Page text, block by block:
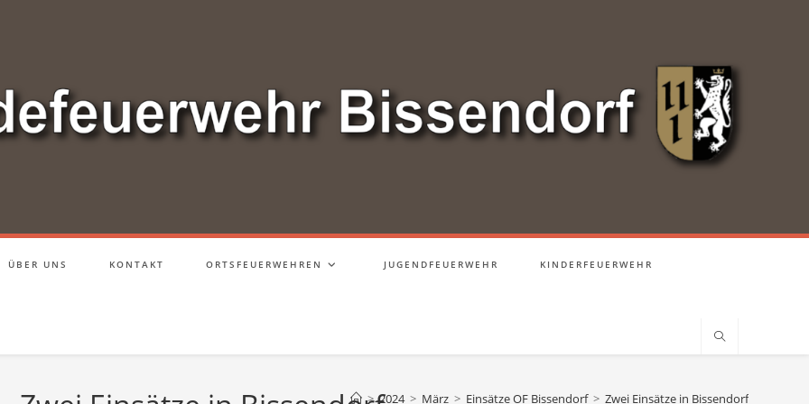
ÜBER UNS KONTAKT ORTSFEUERWEHREN JUGENDFEUERWEHR KINDERFEUERWEHR
> 2024 > März > Einsätze OF Bissendorf > Zwei Einsätze in Bissendorf